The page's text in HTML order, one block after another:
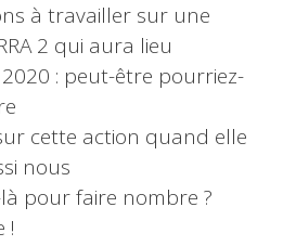
à travailler sur une
2 qui aura lieu
: peut-être pourriez-
cette action quand elle
nous
pour faire nombre ?
!